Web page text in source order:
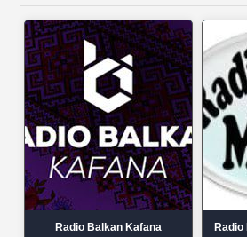
Radio Balkan Kafana